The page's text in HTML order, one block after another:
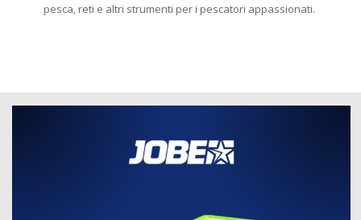
pesca, reti e altri strumenti per i pescatori appassionati.